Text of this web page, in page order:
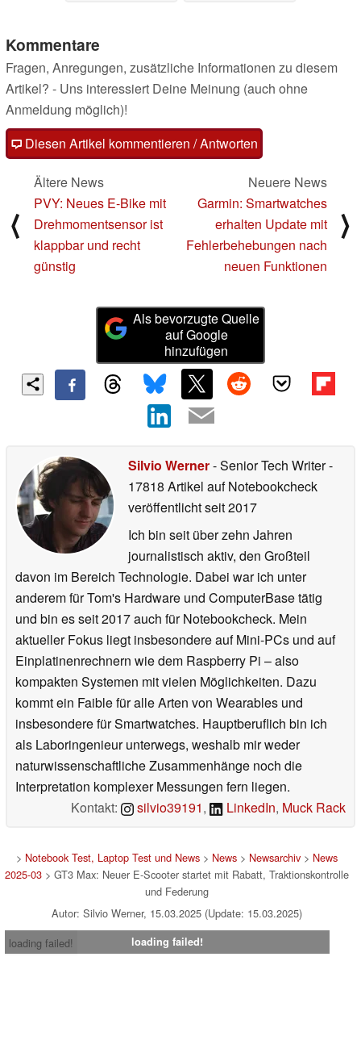
Kommentare
Fragen, Anregungen, zusätzliche Informationen zu diesem
Artikel? - Uns interessiert Deine Meinung (auch ohne
Anmeldung möglich)!
Diesen Artikel kommentieren / Antworten
⟨
Ältere News
PVY: Neues E-Bike mit
Drehmomentsensor ist
klappbar und recht
günstig
Neuere News
Garmin: Smartwatches
erhalten Update mit
Fehlerbehebungen nach
neuen Funktionen
⟩
Als bevorzugte Quelle
auf Google
hinzufügen
Silvio Werner- Senior Tech Writer-
17818 Artikel auf Notebookcheck
veröffentlichtseit 2017
Ich bin seit über zehn Jahren
journalistisch aktiv, den Großteil
davon im Bereich Technologie. Dabei war ich unter
anderem für Tom's Hardware und ComputerBase tätig
und bin es seit 2017 auch für Notebookcheck. Mein
aktueller Fokus liegt insbesondere auf Mini-PCs und auf
Einplatinenrechnern wie dem Raspberry Pi – also
kompakten Systemen mit vielen Möglichkeiten. Dazu
kommt ein Faible für alle Arten von Wearables und
insbesondere für Smartwatches. Hauptberuflich bin ich
als Laboringenieur unterwegs, weshalb mir weder
naturwissenschaftliche Zusammenhänge noch die
Interpretation komplexer Messungen fern liegen.
Kontakt:
silvio39191, LinkedIn, Muck Rack
> Notebook Test, Laptop Test und News> News> Newsarchiv> News
2025-03> GT3 Max: Neuer E-Scooter startet mit Rabatt, Traktionskontrolle
und Federung
Autor: Silvio Werner, 15.03.2025 (Update: 15.03.2025)
loading failed!
loading failed!